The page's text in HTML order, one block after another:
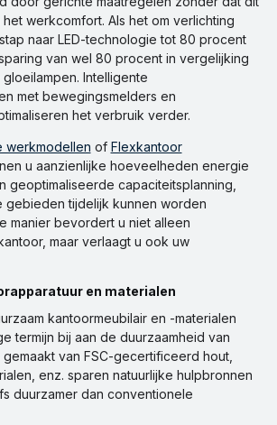
werkcomfort. Als het om verlichting
naar LED-technologie tot 80 procent
van wel 80 procent in vergelijking
Intelligente
met bewegingsmelders en
het verbruik verder.
werkmodellen of Flexkantoor
u aanzienlijke hoeveelheden energie
geoptimaliseerde capaciteitsplanning,
gebieden tijdelijk kunnen worden
manier bevordert u niet alleen
maar verlaagt u ook uw
en materialen
kantoormeubilair en -materialen
termijn bij aan de duurzaamheid van
van FSC-gecertificeerd hout,
enz. sparen natuurlijke hulpbronnen
duurzamer dan conventionele